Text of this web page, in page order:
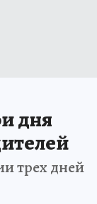
дня
трех дней